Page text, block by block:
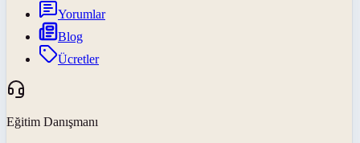
Yorumlar
Blog
Ücretler
Eğitim Danışmanı